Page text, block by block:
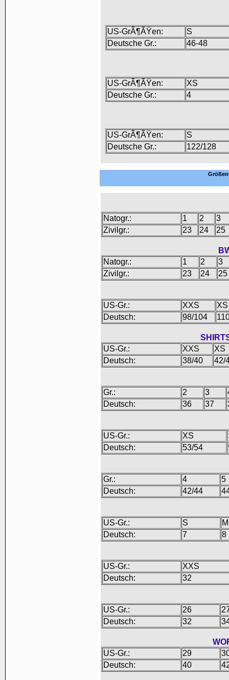
US-GrÃ¶ÃŸen:
S
Deutsche Gr.:
46-48
US-GrÃ¶ÃŸen:
XS
Deutsche Gr.:
4
US-GrÃ¶ÃŸen:
S
Deutsche Gr.:
122/128
Natogr.: 1 2
3
Zivilgr.:
23 24 25
Natogr.:
1 2
3
Zivilgr.:
23 24 25
US-Gr.: XXS
XS
Deutsch:
98/104
US-Gr.:
XXS
XS
Deutsch:
38/40 42/
Gr.: 2 3
Deutsch:
36 37
US-Gr.: XS
Deutsch:
53/54
Gr.: 4
5
Deutsch:
42/44
US-Gr.: S
M
Deutsch:
7 8
US-Gr.:
XXS
Deutsch:
32
US-Gr.: 26
Deutsch:
32
US-Gr.:
29
Deutsch:
40